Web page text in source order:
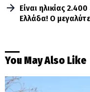
Είναι ηλικίας
Ελλάδα! Ο
You May Also Like